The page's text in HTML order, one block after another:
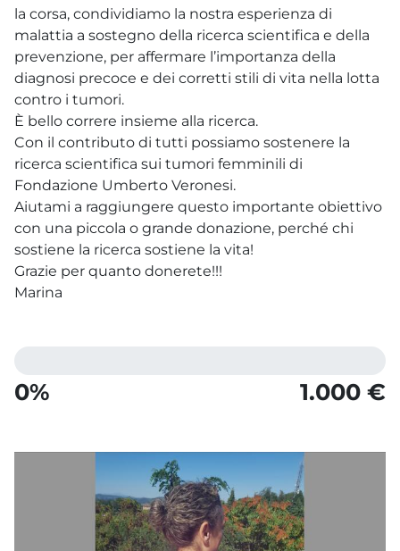
la corsa, condividiamo la nostra esperienza di
malattia a sostegno della ricerca scientifica e della
prevenzione, per affermare l’importanza della
diagnosi precoce e dei corretti stili di vita nella lotta
contro i tumori.
È bello correre insieme alla ricerca.
Con il contributo di tutti possiamo sostenere la
ricerca scientifica sui tumori femminili di
Fondazione Umberto Veronesi.
Aiutami a raggiungere questo importante obiettivo
con una piccola o grande donazione, perché chi
sostiene la ricerca sostiene la vita!
Grazie per quanto donerete!!!
Marina
0% 1.000 €